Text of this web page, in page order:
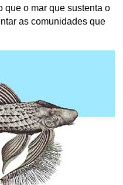
que o mar que sustenta o
as comunidades que